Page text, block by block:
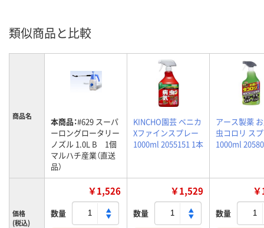
類似商品と比較
商品名 本商品：#629 スーパ
ーロングロータリー
ノズル 1.0L B 1個
マルハチ産業（直送
品）
KINCHO園芸 ベニカ
Xファインスプレー
1000ml 2055151 1本
アース製薬
虫コロリ ス
1000ml
価格
(税込)
￥1,526
数量
￥1,529
数量 数量